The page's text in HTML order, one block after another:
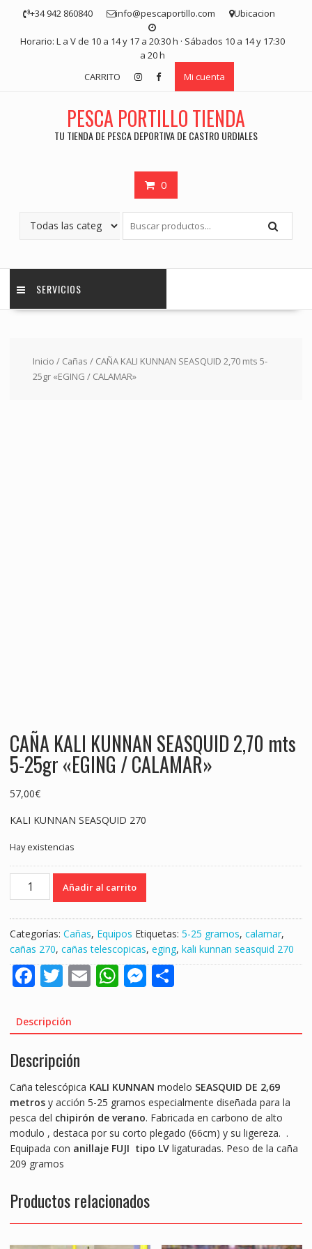
contenido
+34 942 860840 info@pescaportillo.com Ubicacion
Horario: L a V de 10 a 14 y 17 a 20:30 h · Sábados 10 a 14 y 17:30
a 20 h
CARRITO
Mi cuenta
PESCA PORTILLO TIENDA
TU TIENDA DE PESCA DEPORTIVA DE CASTRO URDIALES
0
SERVICIOS
Inicio / Cañas / CAÑA KALI KUNNAN SEASQUID 2,70 mts 5-
25gr «EGING / CALAMAR»
CAÑA KALI KUNNAN SEASQUID 2,70 mts
5-25gr «EGING / CALAMAR»
57,00€
KALI KUNNAN SEASQUID 270
Hay existencias
CAÑA
2,70
mts
5-
25gr
CALAMAR"
Añadir al carrito
Categorías: Cañas, Equipos Etiquetas: 5-25 gramos, calamar,
cañas 270, cañas telescopicas, eging, kali kunnan seasquid 270
F
e
b
o
o
k
T
itt
er
E
l
W
s
p
p
M
e
g
er
S
e
Descripción
Descripción
Caña telescópica KALI KUNNAN modelo SEASQUID DE 2,69
metrosy acción 5-25 gramos especialmente diseñada para la
pesca del chipirón de verano. Fabricada en carbono de alto
modulo , destaca por su corto plegado (66cm) y su ligereza. .
Equipada con anillaje FUJI tipo LVligaturadas. Peso de la caña
209 gramos
Productos relacionados